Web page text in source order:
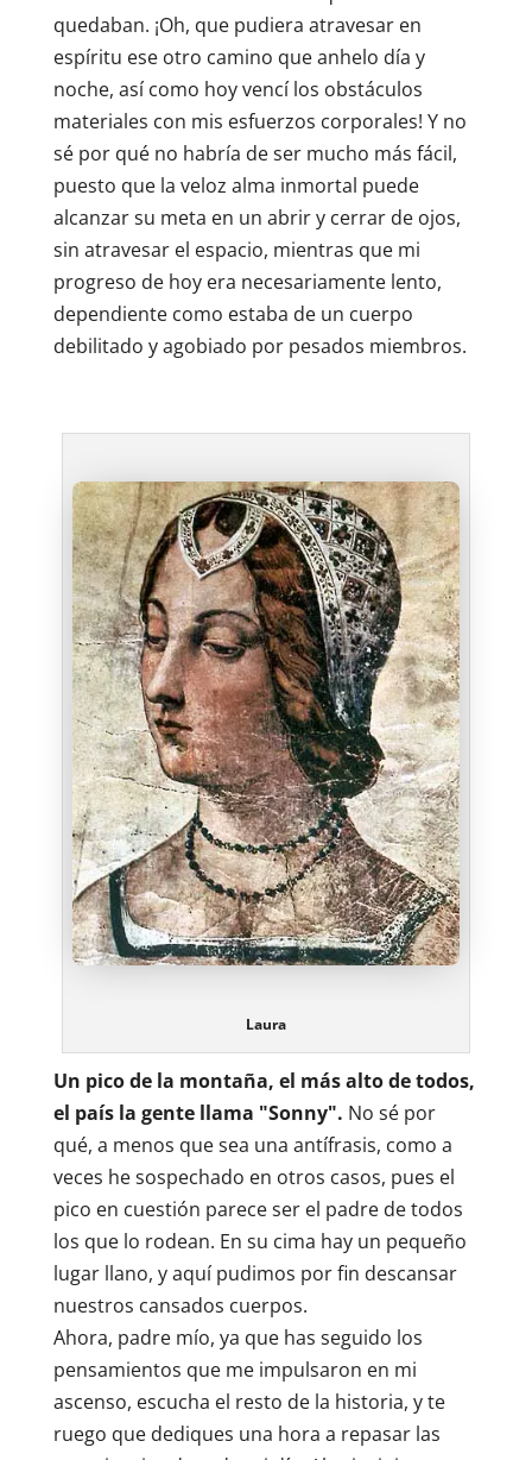
quedaban. ¡Oh, que pudiera atravesar en
espíritu ese otro camino que anhelo día y
noche, así como hoy vencí los obstáculos
materiales con mis esfuerzos corporales! Y no
sé por qué no habría de ser mucho más fácil,
puesto que la veloz alma inmortal puede
alcanzar su meta en un abrir y cerrar de ojos,
sin atravesar el espacio, mientras que mi
progreso de hoy era necesariamente lento,
dependiente como estaba de un cuerpo
debilitado y agobiado por pesados miembros.
Laura
Un pico de la montaña, el más alto de todos,
el país la gente llama "Sonny". No sé por
qué, a menos que sea una antífrasis, como a
veces he sospechado en otros casos, pues el
pico en cuestión parece ser el padre de todos
los que lo rodean. En su cima hay un pequeño
lugar llano, y aquí pudimos por fin descansar
nuestros cansados cuerpos.
Ahora, padre mío, ya que has seguido los
pensamientos que me impulsaron en mi
ascenso, escucha el resto de la historia, y te
ruego que dediques una hora a repasar las